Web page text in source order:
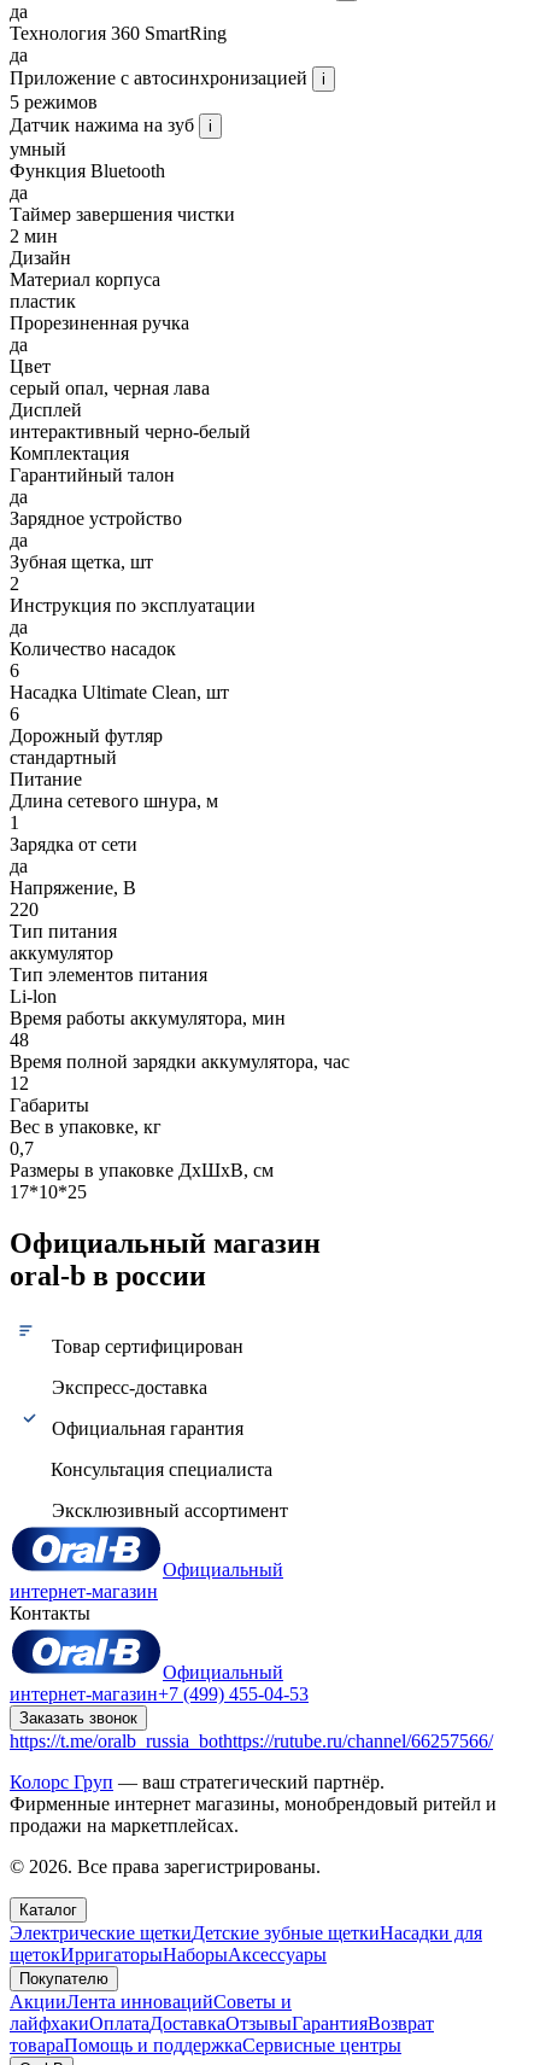
да
Технология 360 SmartRing
да
Приложение с автосинхронизацией
i
5 режимов
Датчик нажима на зуб
i
умный
Функция Bluetooth
да
Таймер завершения чистки
2 мин
Дизайн
Материал корпуса
пластик
Прорезиненная ручка
да
Цвет
серый опал, черная лава
Дисплей
интерактивный черно-белый
Комплектация
Гарантийный талон
да
Зарядное устройство
да
Зубная щетка, шт
2
Инструкция по эксплуатации
да
Количество насадок
6
Насадка Ultimate Clean, шт
6
Дорожный футляр
стандартный
Питание
Длина сетевого шнура, м
1
Зарядка от сети
да
Напряжение, В
220
Тип питания
аккумулятор
Тип элементов питания
Li-lon
Время работы аккумулятора, мин
48
Время полной зарядки аккумулятора, час
12
Габариты
Вес в упаковке, кг
0,7
Размеры в упаковке ДxШxВ, см
17*10*25
Официальный магазин
oral-b в россии
Товар сертифицирован
Экспресс-доставка
Официальная гарантия
Консультация специалиста
Эксклюзивный ассортимент
Официальный
интернет-магазин
Контакты
Официальный
интернет-магазин+7 (499) 455-04-53
Заказать звонок
https://t.me/oralb_russia_bothttps://rutube.ru/channel/66257566/
Колорс Груп — ваш стратегический партнёр.
Фирменные интернет магазины, монобрендовый ритейл и
продажи на маркетплейсах.
© 2026. Все права зарегистрированы.
Каталог
Электрические щеткиДетские зубные щеткиНасадки для
щетокИрригаторыНаборыАксессуары
Покупателю
АкцииЛента инновацийСоветы и
лайфхакиОплатаДоставкаОтзывыГарантияВозврат
товараПомощь и поддержкаСервисные центры